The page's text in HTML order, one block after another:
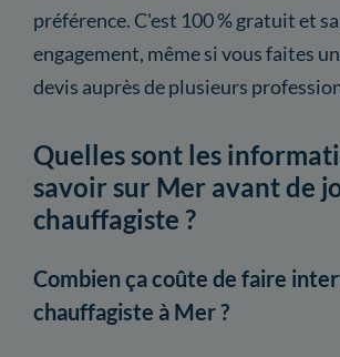
préférence. C'est 100 % gratuit et
engagement, même si vous faites
devis auprès de plusieurs
Quelles sont les
savoir sur Mer avant de
chauffagiste ?
Combien ça coûte de faire
chauffagiste à Mer ?